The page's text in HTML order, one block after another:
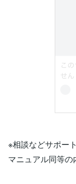
※相談などサポー
マニュアル同等